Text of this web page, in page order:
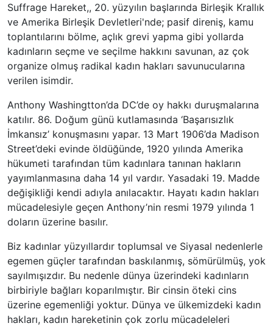
Suffrage Hareket,, 20. yüzyılın başlarında Birleşik Krallık
ve Amerika Birleşik Devletleri'nde; pasif direniş, kamu
toplantılarını bölme, açlık grevi yapma gibi yollarda
kadınların seçme ve seçilme hakkını savunan, az çok
organize olmuş radikal kadın hakları savunucularına
verilen isimdir.
Anthony Washingtton’da DC’de oy hakkı duruşmalarına
katılır. 86. Doğum günü kutlamasında ‘Başarısızlık
İmkansız’ konuşmasını yapar. 13 Mart 1906’da Madison
Street’deki evinde öldüğünde, 1920 yılında Amerika
hükumeti tarafından tüm kadınlara tanınan hakların
yayımlanmasına daha 14 yıl vardır. Yasadaki 19. Madde
değişikliği kendi adıyla anılacaktır. Hayatı kadın hakları
mücadelesiyle geçen Anthony’nin resmi 1979 yılında 1
doların üzerine basılır.
Biz kadınlar yüzyıllardır toplumsal ve Siyasal nedenlerle
egemen güçler tarafından baskılanmış, sömürülmüş, yok
sayılmışızdır. Bu nedenle dünya üzerindeki kadınların
birbiriyle bağları koparılmıştır. Bir cinsin öteki cins
üzerine egemenliği yoktur. Dünya ve ülkemizdeki kadın
hakları, kadın hareketinin çok zorlu mücadeleleri